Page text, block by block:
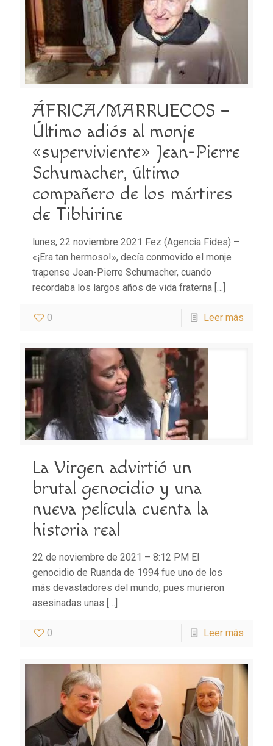
ÁFRICA/MARRUECOS –
Último adiós al monje
«superviviente» Jean-Pierre
Schumacher, último
compañero de los mártires
de Tibhirine
lunes, 22 noviembre 2021 Fez (Agencia Fides) –
«¡Era tan hermoso!», decía conmovido el monje
trapense Jean-Pierre Schumacher, cuando
recordaba los largos años de vida fraterna […]
0 Leer más
La Virgen advirtió un
brutal genocidio y una
nueva película cuenta la
historia real
22 de noviembre de 2021 – 8:12 PM El
genocidio de Ruanda de 1994 fue uno de los
más devastadores del mundo, pues murieron
asesinadas unas […]
0 Leer más